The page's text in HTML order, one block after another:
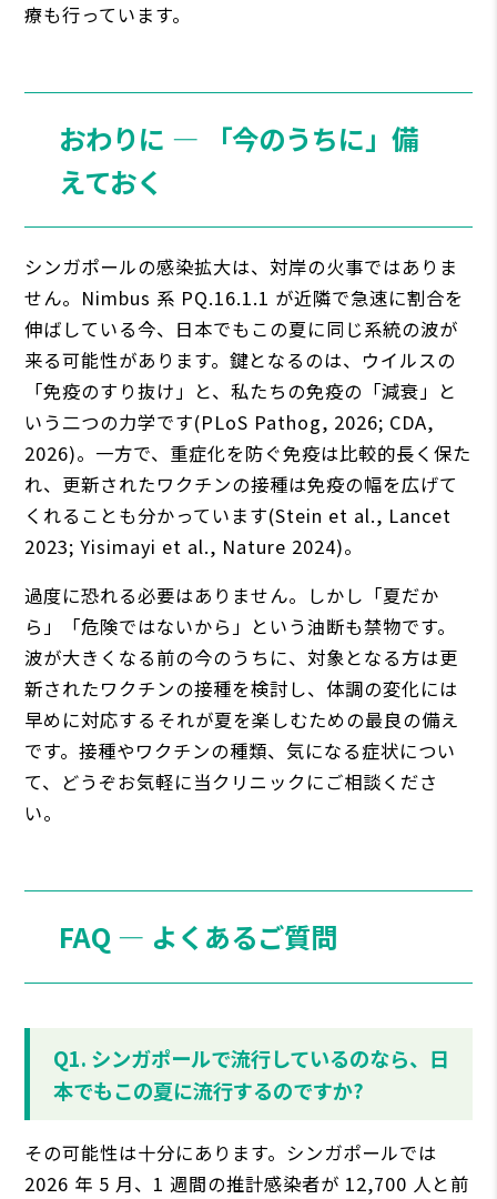
療も行っています。
おわりに ― 「今のうちに」備
えておく
シンガポールの感染拡大は、対岸の火事ではありま
せん。Nimbus 系 PQ.16.1.1 が近隣で急速に割合を
伸ばしている今、日本でもこの夏に同じ系統の波が
来る可能性があります。鍵となるのは、ウイルスの
「免疫のすり抜け」と、私たちの免疫の「減衰」と
いう二つの力学です(PLoS Pathog, 2026; CDA,
2026)。一方で、重症化を防ぐ免疫は比較的長く保た
れ、更新されたワクチンの接種は免疫の幅を広げて
くれることも分かっています(Stein et al., Lancet
2023; Yisimayi et al., Nature 2024)。
過度に恐れる必要はありません。しかし「夏だか
ら」「危険ではないから」という油断も禁物です。
波が大きくなる前の今のうちに、対象となる方は更
新されたワクチンの接種を検討し、体調の変化には
早めに対応する――それが夏を楽しむための最良の備え
です。接種やワクチンの種類、気になる症状につい
て、どうぞお気軽に当クリニックにご相談くださ
い。
FAQ ― よくあるご質問
Q1. シンガポールで流行しているのなら、日
本でもこの夏に流行するのですか?
その可能性は十分にあります。シンガポールでは
2026 年 5 月、1 週間の推計感染者が 12,700 人と前